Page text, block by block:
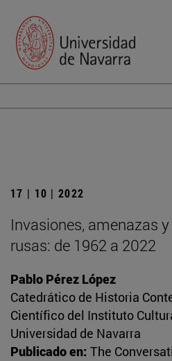
17 | 10 | 2022
Invasiones, amenazas
rusas: de 1962 a 2022
Pablo Pérez López
Catedrático de Historia
Científico del Instituto
Universidad de Navarra
Publicado en: The